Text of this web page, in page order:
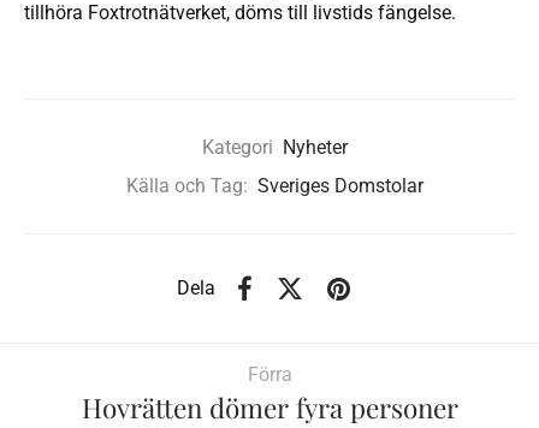
tillhöra Foxtrotnätverket, döms till livstids fängelse.
Kategori Nyheter
Källa och Tag: Sveriges Domstolar
Dela
Förra
Hovrätten dömer fyra personer